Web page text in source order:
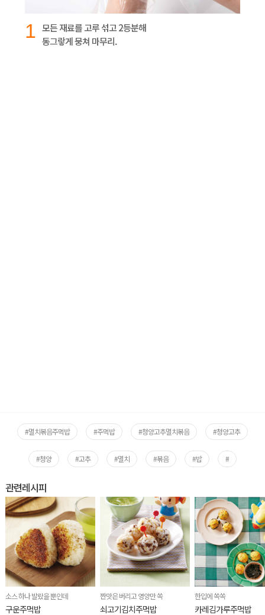
1 모든 재료를 고루 섞고 2등분해
동그랗게 뭉쳐 마무리.
#멸치볶음주먹밥 #주먹밥 #청양고추멸치볶음 #청양고추
#청양 #고추 #멸치 #볶음 #밥 #
관련레시피
소스 하나 발랐을 뿐인데
구운주먹밥
짠맛은 버리고 영양만 쏙
쇠고기김치주먹밥
한입에 쏙쏙
카레김가루주먹밥